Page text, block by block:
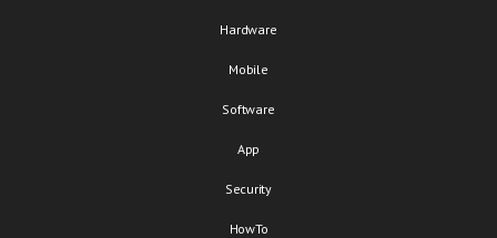
Hardware
Mobile
Software
App
Security
HowTo